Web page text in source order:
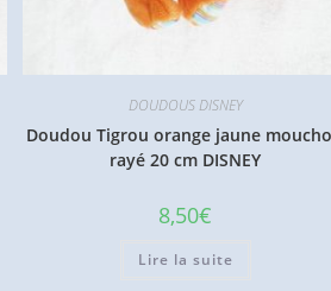
DOUDOUS DISNEY
Doudou Tigrou orange jaune
rayé 20 cm DISNEY
8,50€
Lire la suite